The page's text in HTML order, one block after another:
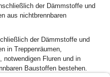
der Dämmstoffe und
aus nichtbrennbaren
der Dämmstoffe und
in Treppenräumen,
notwendigen Fluren und in
Baustoffen bestehen.